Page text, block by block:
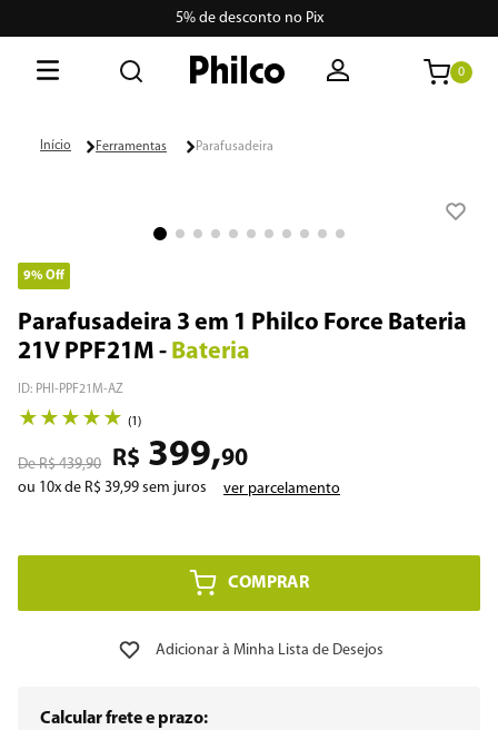
5% de desconto no Pix
0
Ferramentas Parafusadeira
9%Off
Parafusadeira 3 em 1 Philco Force Bateria
21V PPF21M - Bateria
ID: PHI-PPF21M-AZ
★ ★ ★ ★ ★ (1 )
R$ 439,90 R$ 399,90
ou 10x de R$ 39,99 sem juros ver parcelamento
COMPRAR
Calcular frete e prazo:
2º philco
3º portátil
4º vertical
º embutir
aspiradores
7º air fryer